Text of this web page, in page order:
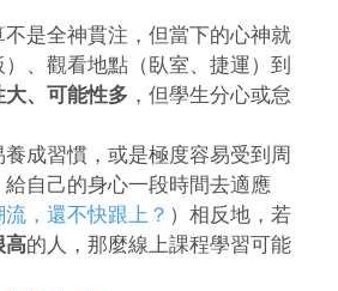
是全神貫注，但當下的心神就
、觀看地點（臥室、捷運）到
大、可能性多 ，但學生分心或怠
成習慣，或是極度容易受到周
給自己的身心一段時間去適應
，還不快跟上？ ）相反地，若
高的人，那麼線上課程學習可能